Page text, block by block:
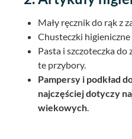
Mały ręcznik do rąk z
Chusteczki
Pasta i szczoteczka do
te przybory.
Pampersy i podkład
najczęściej dotyczy
wiekowych.